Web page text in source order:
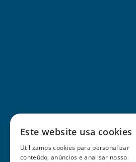
Este website usa cookies
Utilizamos cookies para personalizar
conteúdo, anúncios e analisar nosso